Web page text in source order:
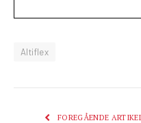
Altiflex
FOREGÅENDE